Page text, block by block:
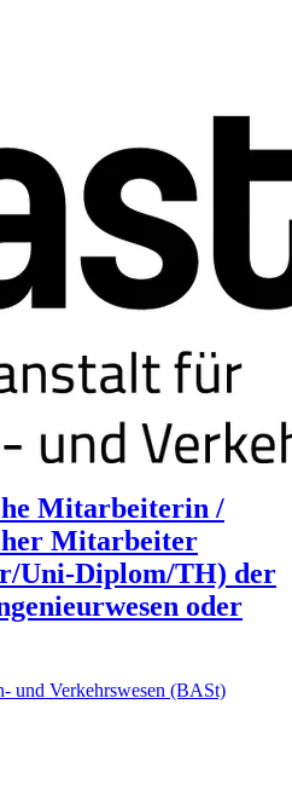
Mitarbeiterin /
Mitarbeiter
Uni-Diplom/TH) der
oder
und Verkehrswesen (BASt)